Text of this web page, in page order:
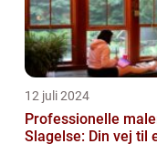
12 juli 2024
Professionelle
Slagelse: Din vej til